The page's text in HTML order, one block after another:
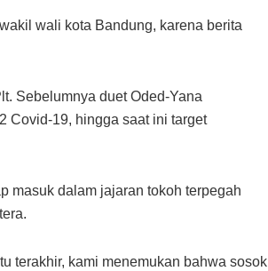
wali kota Bandung, karena berita
Sebelumnya duet Oded-Yana
Covid-19, hingga saat ini target
masuk dalam jajaran tokoh terpegah
terakhir, kami menemukan bahwa sosok